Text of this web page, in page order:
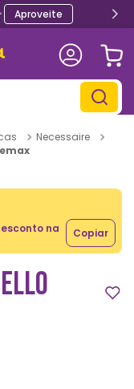
Aproveite
Necessaire
na
Copiar